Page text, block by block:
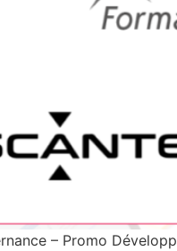
– Promo